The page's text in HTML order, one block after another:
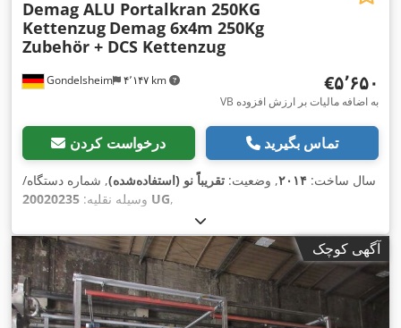
Gondelsheim ۴٬۱۴۷ km
Demag ALU Portalkran 250KG
Kettenzug Demag 6x4m 250Kg
Zubehör + DCS Kettenzug
‎€۵٬۶۵۰
VB به اضافه مالیات بر ارزش افزوده
درخواست کردن تماس بگیرید
سال ساخت: ۲۰۱۴, وضعیت: تقریباً نو (استفاده‌شده), شماره دستگاه/
وسیله نقلیه: 20020235 UG,
آگهی کوچک